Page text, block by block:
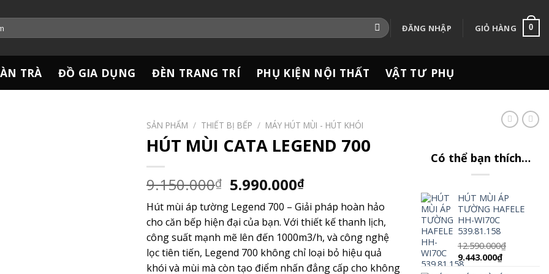
ĐĂNG NHẬP GIỎ HÀNG 0
TRÀ ĐỒ GIA DỤNG ĐÈN TRANG TRÍ PHỤ KIỆN NỘI THẤT VẬT TƯ PHỤ
SẢN PHẨM / THIẾT BỊ BẾP / MÁY HÚT MÙI - HÚT KHÓI
HÚT MÙI CATA LEGEND 700
9.150.000₫ Giá
gốc
là:
9.150.000₫.
5.990.000₫Giá
hiện
tại
là:
5.990.000₫.
Hút mùi áp tường Legend 700 – Giải pháp hoàn hảo
cho căn bếp hiện đại của bạn. Với thiết kế thanh lịch,
công suất mạnh mẽ lên đến 1000m3/h, và công nghệ
lọc tiên tiến, Legend 700 không chỉ loại bỏ hiệu quả
khói và mùi mà còn tạo điểm nhấn đẳng cấp cho không
Có thể bạn thích…
HÚT MÙI ÁP
TƯỜNG HAFELE
HH-WI70C
539.81.158
12.590.000₫
Giá
gốc
9.443.000₫Giá